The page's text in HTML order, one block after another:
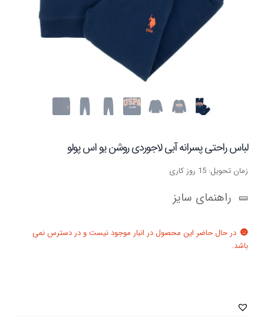
لباس راحتی پسرانه آبی لاجوردی روشن یو اس پولو
زمان تحویل: 15 روز کاری
راهنمای سایز
در حال حاضر این محصول در انبار موجود نیست و در دسترس نمی
باشد.